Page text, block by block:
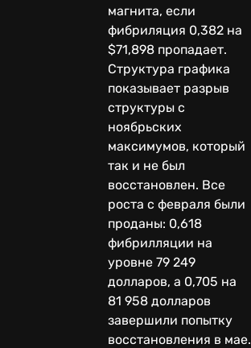
магнита, если
фибриляция 0,382 на
$71,898 пропадает.
Структура графика
показывает разрыв
структуры с
ноябрьских
максимумов, который
так и не был
восстановлен. Все
роста с февраля были
проданы: 0,618
фибрилляции на
уровне 79 249
долларов, а 0,705 на
81 958 долларов
завершили попытку
восстановления в мае.